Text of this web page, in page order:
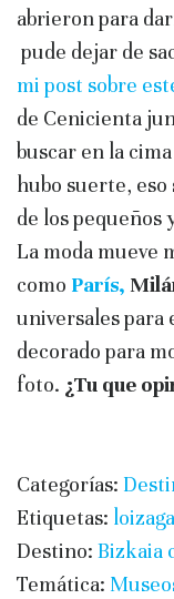
abrieron para
pude dejar de
mi post sobre
de Cenicienta
buscar en la
hubo suerte,
de los pequeños
La moda mueve
como París,
universales para
decorado para
foto. ¿Tu que
Categorías:
Etiquetas: loizaga
Destino: Bizkaia
Temática: